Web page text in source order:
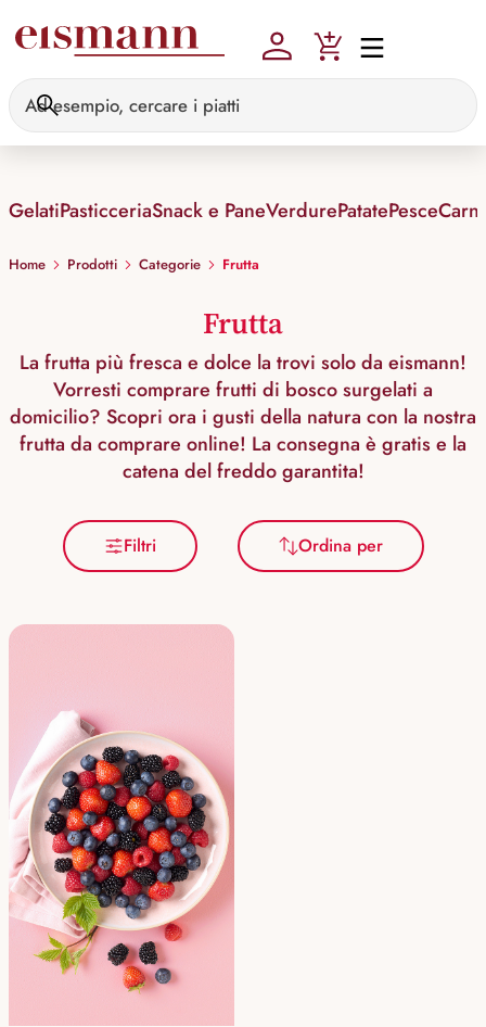
GelatiPasticceriaSnack e PaneVerdurePatatePesce
Home Prodotti Categorie Frutta
Frutta
La frutta più fresca e dolce la trovi solo da eismann!
Vorresti comprare frutti di bosco surgelati a
domicilio? Scopri ora i gusti della natura con la nostra
frutta da comprare online! La consegna è gratis e la
catena del freddo garantita!
Filtri Ordina per